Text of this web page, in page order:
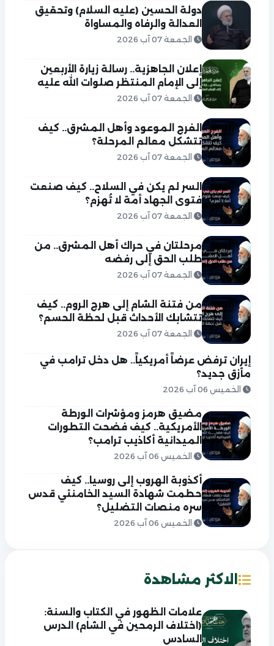
دولة الحسين (عليه السلام) وتحقيق
العدالة والرفاه والمساواة
الجمعة 07 آب 2026
إعلان الجاهزية.. رسالة زيارة الأربعين
إلى الإمام المنتظر صلوات الله عليه
الجمعة 07 آب 2026
الفرج الموعود وأهل المشرق.. كيف
تتشكل معالم المرحلة؟
الجمعة 07 آب 2026
السر لم يكن في السلاح.. كيف صنعت
فتوى الجهاد أمة لا تُهزم؟
الجمعة 07 آب 2026
مرحلتان في حراك أهل المشرق.. من
طلب الحق إلى رفضه
الجمعة 07 آب 2026
من فتنة الشام إلى هرج الروم.. كيف
تتشابك الأحداث قبل لحظة الحسم؟
الجمعة 07 آب 2026
إيران ترفض عرضاً أمريكياً.. هل دخل ترامب في
مأزق جديد؟
الخميس 06 آب 2026
مضيق هرمز ومؤشرات الورطة
الأمريكية.. كيف فضحت التطورات
الميدانية أكاذيب ترامب؟
الخميس 06 آب 2026
أكذوبة الهروب إلى روسيا.. كيف
حطمت شهادة السيد الخامنئي قدس
سره منصات التضليل؟
الخميس 06 آب 2026
الاكثر مشاهدة
علامات الظهور في الكتاب والسنة:
(اختلاف الرمحين في الشام) الدرس
السادس